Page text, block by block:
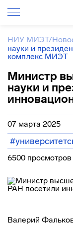
НИУ МИЭТ/
науки и
комплекс МИЭТ
Министр
науки и
07 марта 2025
6500 просмотров
Валерий